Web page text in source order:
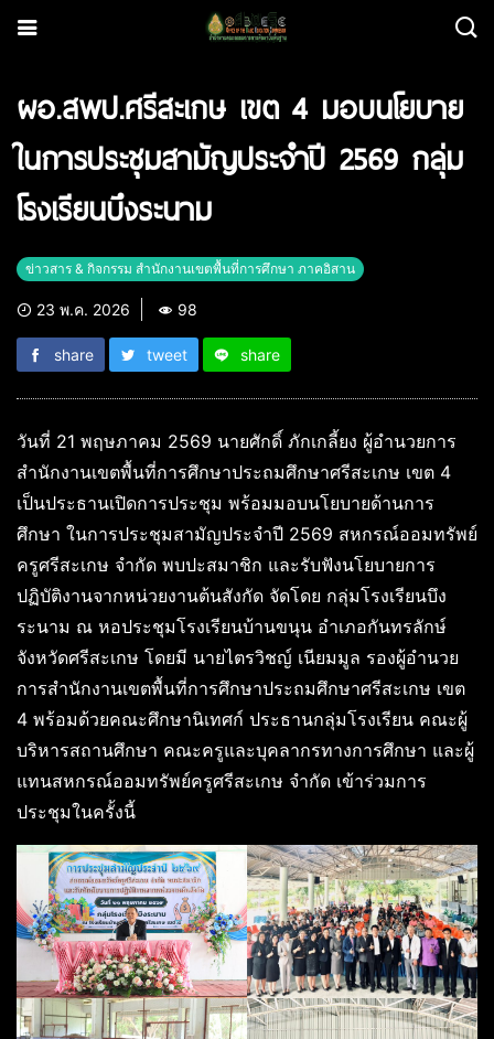
ผอ.สพป.ศรีสะเกษ เขต 4 มอบนโยบาย
ในการประชุมสามัญประจำปี 2569 กลุ่ม
โรงเรียนบึงระนาม
ข่าวสาร & กิจกรรม สำนักงานเขตพื้นที่การศึกษา ภาคอิสาน
23 พ.ค. 2026 98
share tweet share
วันที่ 21 พฤษภาคม 2569 นายศักดิ์ ภักเกลี้ยง ผู้อำนวยการ
สำนักงานเขตพื้นที่การศึกษาประถมศึกษาศรีสะเกษ เขต 4
เป็นประธานเปิดการประชุม พร้อมมอบนโยบายด้านการ
ศึกษา ในการประชุมสามัญประจำปี 2569 สหกรณ์ออมทรัพย์
ครูศรีสะเกษ จำกัด พบปะสมาชิก และรับฟังนโยบายการ
ปฏิบัติงานจากหน่วยงานต้นสังกัด จัดโดย กลุ่มโรงเรียนบึง
ระนาม ณ หอประชุมโรงเรียนบ้านขนุน อำเภอกันทรลักษ์
จังหวัดศรีสะเกษ โดยมี นายไตรวิชญ์ เนียมมูล รองผู้อำนวย
การสำนักงานเขตพื้นที่การศึกษาประถมศึกษาศรีสะเกษ เขต
4 พร้อมด้วยคณะศึกษานิเทศก์ ประธานกลุ่มโรงเรียน คณะผู้
บริหารสถานศึกษา คณะครูและบุคลากรทางการศึกษา และผู้
แทนสหกรณ์ออมทรัพย์ครูศรีสะเกษ จำกัด เข้าร่วมการ
ประชุมในครั้งนี้